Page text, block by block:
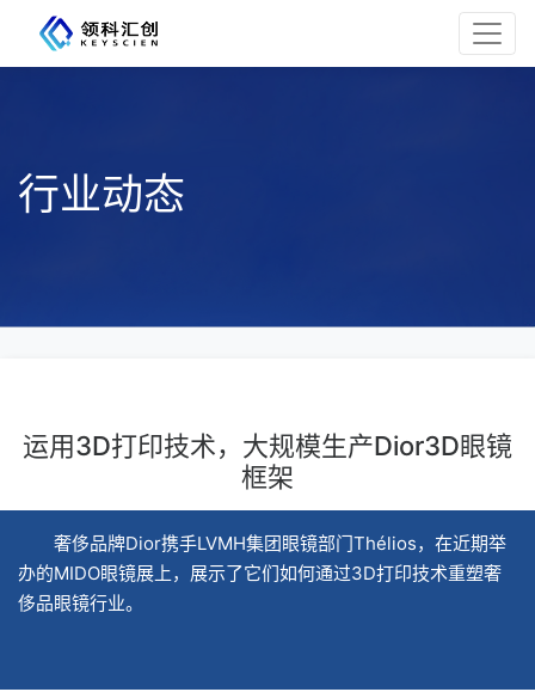
行业动态
运用3D打印技术，大规模生产Dior3D眼镜
框架
奢侈品牌Dior携手LVMH集团眼镜部门Thélios，在近期举
办的MIDO眼镜展上，展示了它们如何通过3D打印技术重塑奢
侈品眼镜行业。